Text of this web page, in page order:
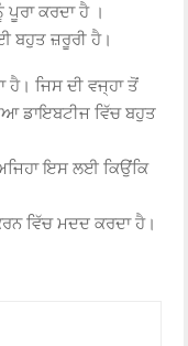
ਕਰਦਾ ਹੈ ।
ਬਹੁਤ ਜ਼ਰੂਰੀ ਹੈ।
ਹੈ। ਜਿਸ ਦੀ ਵਜ੍ਹਾ ਤੋਂ
ਡਾਇਬਟੀਜ ਵਿੱਚ ਬਹੁਤ
ਇਸ ਲਈ ਕਿਉਂਕਿ
ਵਿੱਚ ਮਦਦ ਕਰਦਾ ਹੈ।